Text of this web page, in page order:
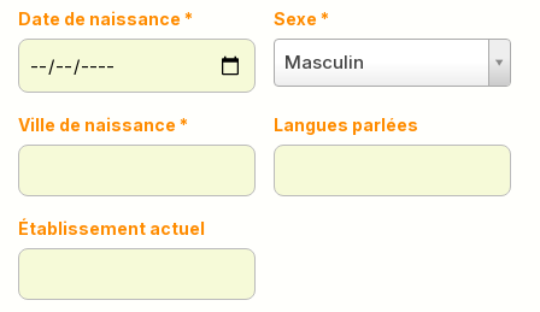
Date de naissance * Sexe *
Masculin
Ville de naissance * Langues parlées
Établissement actuel